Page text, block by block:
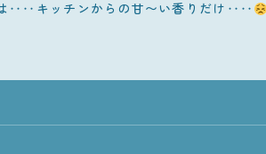
‥‥キッチンからの甘〜い香りだけ‥‥